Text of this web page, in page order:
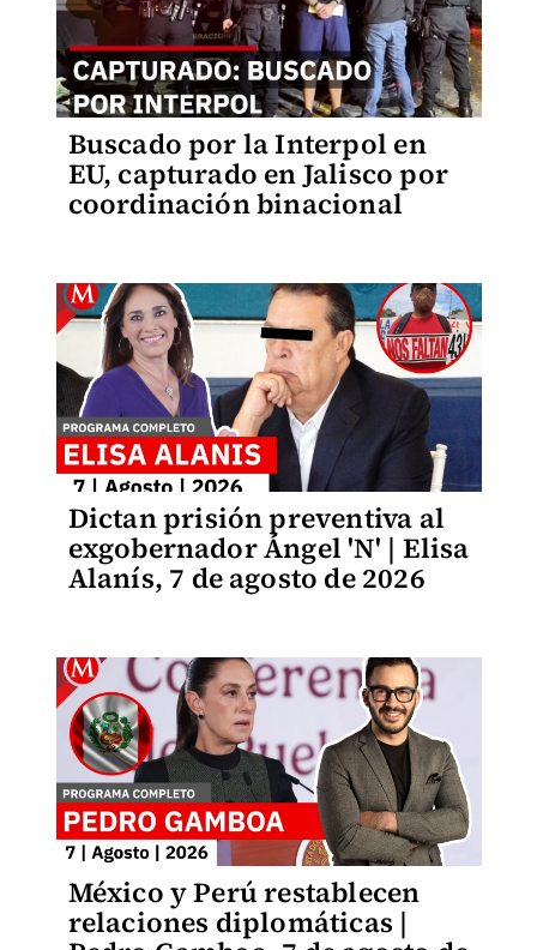
Buscado por la Interpol en
EU, capturado en Jalisco por
coordinación binacional
Dictan prisión preventiva al
exgobernador Ángel 'N' | Elisa
Alanís, 7 de agosto de 2026
México y Perú restablecen
relaciones diplomáticas |